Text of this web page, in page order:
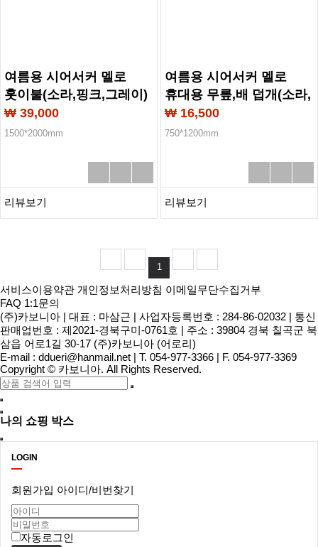
여름용 시어서커 멜로
훗이불(소라,핑크,그레이)
₩ 39,000
1500*2000mm
리뷰보기
여름용 시어서커 멜로
휴대용 무릎,배 덥개(소라,
핑크,그레이)
₩ 16,500
750*1200mm
리뷰보기
1
서비스이용약관 개인정보처리방침 이메일무단수집거부
FAQ 1:1문의
(주)카보니아 | 대표 : 마삼근 | 사업자등록번호 : 284-86-02032 | 통신
판매업번호 : 제2021-경북구미-0761호 | 주소 : 39804 경북 칠곡군 북
삼읍 어로1길 30-17 (주)카보니아 (어로리)
E-mail : ddueri@hanmail.net | T. 054-977-3366 | F. 054-977-3369
Copyright © 카보니아. All Rights Reserved.
나의 쇼핑 박스
LOGIN
회원가입 아이디/비번찾기
자동로그인